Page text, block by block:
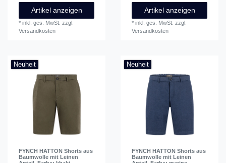
Artikel anzeigen
*inkl. ges. MwSt. zzgl.
Versandkosten
Artikel anzeigen
*inkl. ges. MwSt. zzgl.
Versandkosten
Neuheit
FYNCH HATTON Shorts aus
Baumwolle mit Leinen
Neuheit
FYNCH HATTON Shorts aus
Baumwolle mit Leinen